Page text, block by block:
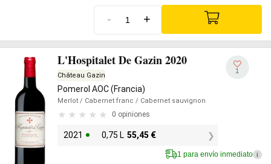
- +
L'Hospitalet De Gazin 2020
Château Gazin
Pomerol AOC (Francia)
Merlot / Cabernet franc / Cabernet sauvignon
0 opiniones
2021 0,75 L 55,45 €
1
1 para envío inmediato i